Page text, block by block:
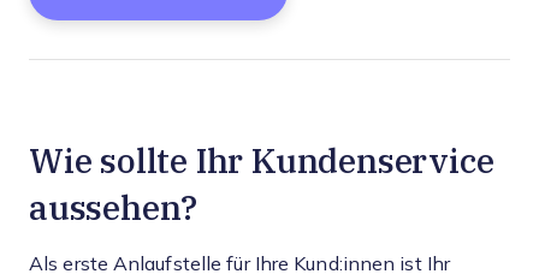
Wie sollte Ihr Kundenservice
aussehen?
Als erste Anlaufstelle für Ihre Kund:innen ist Ihr